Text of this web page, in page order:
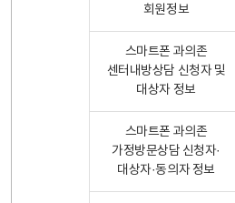
회원정보
스마트폰 과의존
센터내방상담 신청자 및
대상자 정보
스마트폰 과의존
가정방문상담 신청자·
대상자·동의자 정보